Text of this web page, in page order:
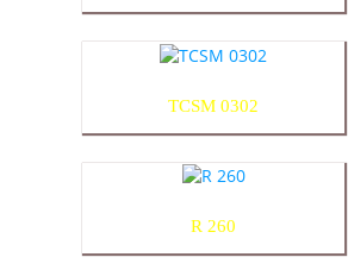
TCSM 0302
R 260